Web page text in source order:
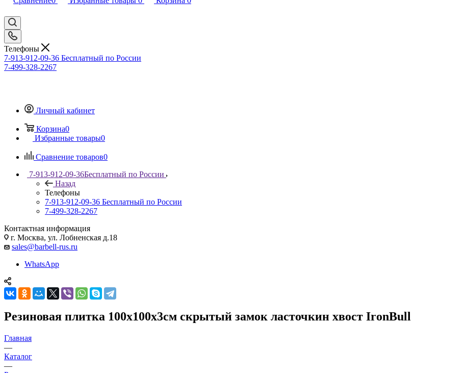
Телефоны
7-913-912-09-36 Бесплатный по России
7-499-328-2267
Личный кабинет
Корзина0
Избранные товары0
Сравнение товаров0
7-913-912-09-36Бесплатный по России
Назад
Телефоны
7-913-912-09-36 Бесплатный по России
7-499-328-2267
Контактная информация
г. Москва, ул. Лобненская д.18
sales@barbell-rus.ru
WhatsApp
Резиновая плитка 100х100х3см скрытый замок ласточкин хвост IronBull
Главная
—
Каталог
—